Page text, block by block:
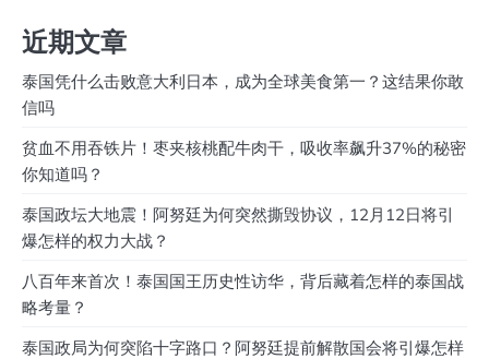
近期文章
泰国凭什么击败意大利日本，成为全球美食第一？这结果你敢
信吗
贫血不用吞铁片！枣夹核桃配牛肉干，吸收率飙升37%的秘密
你知道吗？
泰国政坛大地震！阿努廷为何突然撕毁协议，12月12日将引
爆怎样的权力大战？
八百年来首次！泰国国王历史性访华，背后藏着怎样的泰国战
略考量？
泰国政局为何突陷十字路口？阿努廷提前解散国会将引爆怎样